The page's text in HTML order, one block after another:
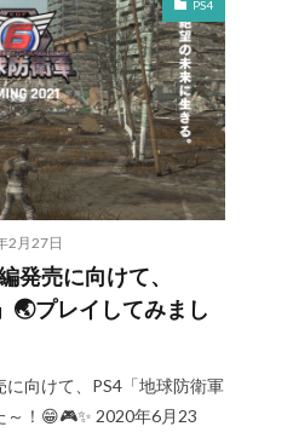
PS4
2月27日
発売に向けて、
🌏プレイしてみまし
に向けて、PS4「地球防衛軍
！😁🎮✨ 2020年6月23